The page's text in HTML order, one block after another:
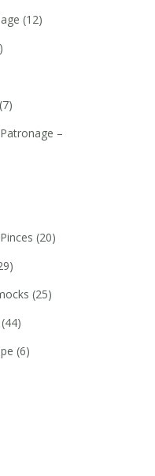
(12)
(7)
–
(20)
(25)
(44)
(6)